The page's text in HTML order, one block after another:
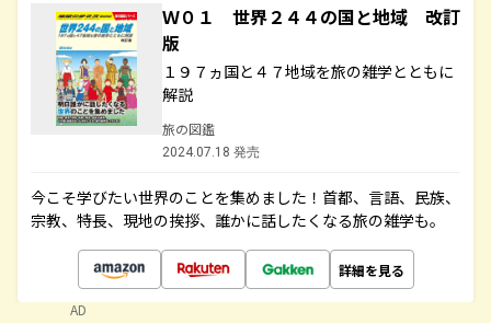
Ｗ０１ 世界２４４の国と地域 改訂
版
１９７ヵ国と４７地域を旅の雑学とともに
解説
旅の図鑑
2024.07.18 発売
今こそ学びたい世界のことを集めました！首都、言語、民族、
宗教、特長、現地の挨拶、誰かに話したくなる旅の雑学も。
詳細を見る
AD